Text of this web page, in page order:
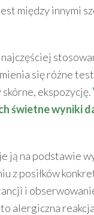
między innymi
się różne
ekspozycję.
świetne wyniki
ją na podstawie
z posiłków
i
alergiczna